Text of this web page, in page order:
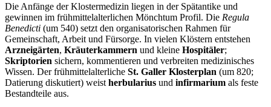
Die Anfänge der Klostermedizin liegen in der Spätantike und
gewinnen im frühmittelalterlichen Mönchtum Profil. Die Regula
Benedicti (um 540) setzt den organisatorischen Rahmen für
Gemeinschaft, Arbeit und Fürsorge. In vielen Klöstern entstehen
Arzneigärten, Kräuterkammern und kleine Hospitäler;
Skriptorien sichern, kommentieren und verbreiten medizinisches
Wissen. Der frühmittelalterliche St. Galler Klosterplan (um 820;
Datierung diskutiert) weist herbularius und infirmarium als feste
Bestandteile aus.